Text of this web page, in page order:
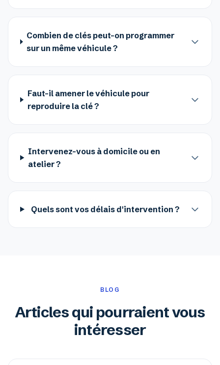
Combien de clés peut-on programmer
sur un même véhicule ?
Faut-il amener le véhicule pour
reproduire la clé ?
Intervenez-vous à domicile ou en
atelier ?
Quels sont vos délais d'intervention ?
BLOG
Articles qui pourraient vous
intéresser